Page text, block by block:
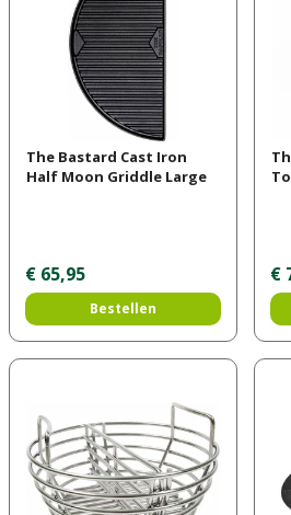
The Bastard Cast Iron
Half Moon Griddle Large
€ 65,95
Bestellen
€